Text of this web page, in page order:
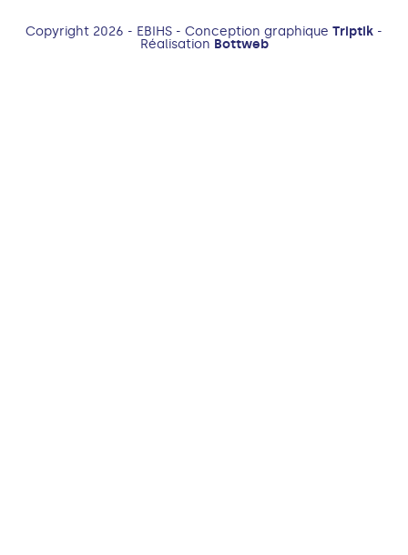
Copyright 2026 - EBIHS - Conception graphique Triptik -
Réalisation Bottweb